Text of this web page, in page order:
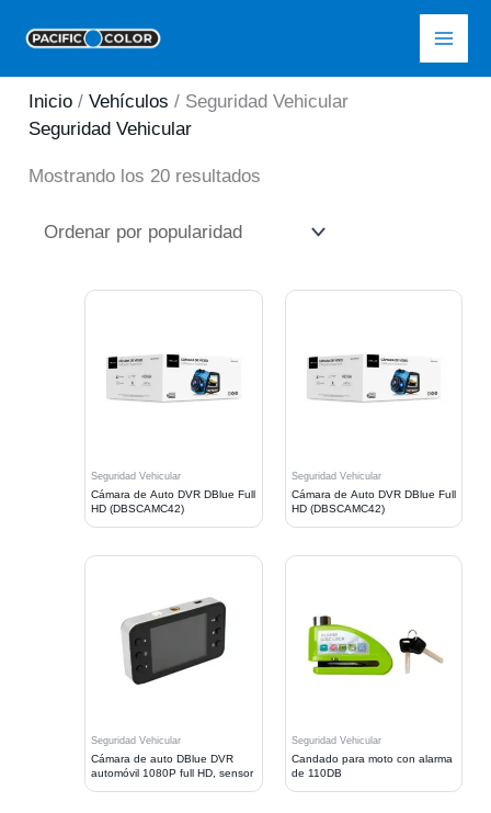
contenido
Inicio /Vehículos / Seguridad Vehicular
Seguridad Vehicular
Mostrando los 20 resultados
popularidad
Seguridad Vehicular
Cámara de Auto DVR DBlue Full
HD (DBSCAMC42)
Seguridad Vehicular
Cámara de Auto DVR DBlue Full
HD (DBSCAMC42)
Seguridad Vehicular
Cámara de auto DBlue DVR
automóvil 1080P full HD, sensor
Seguridad Vehicular
Candado para moto con alarma
de 110DB